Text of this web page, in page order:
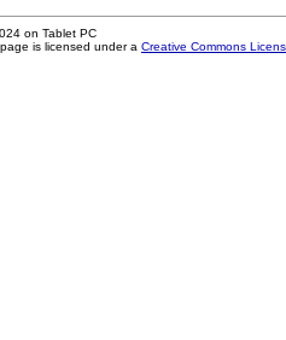
on Tablet PC
is licensed under a Creative Commons